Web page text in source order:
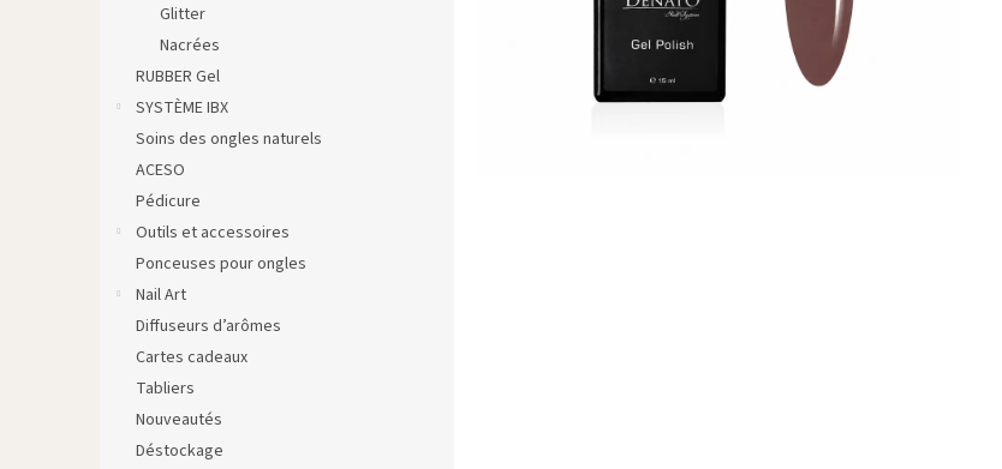
Glitter
Nacrées
RUBBER Gel
SYSTÈME IBX
Soins des ongles naturels
ACESO
Pédicure
Outils et accessoires
Ponceuses pour ongles
Nail Art
Diffuseurs d’arômes
Cartes cadeaux
Tabliers
Nouveautés
Déstockage